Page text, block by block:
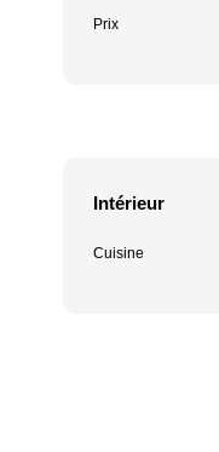
Prix
Intérieur
Cuisine